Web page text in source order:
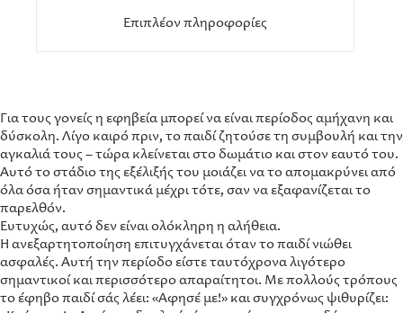
Επιπλέον πληροφορίες
Για τους γονείς η εφηβεία μπορεί να είναι περίοδος αμήχανη και
δύσκολη. Λίγο καιρό πριν, το παιδί ζητούσε τη συμβουλή και την
αγκαλιά τους – τώρα κλείνεται στο δωμάτιο και στον εαυτό του.
Αυτό το στάδιο της εξέλιξής του μοιάζει να το απομακρύνει από
όλα όσα ήταν σημαντικά μέχρι τότε, σαν να εξαφανίζεται το
παρελθόν.
Ευτυχώς, αυτό δεν είναι ολόκληρη η αλήθεια.
Η ανεξαρτητοποίηση επιτυγχάνεται όταν το παιδί νιώθει
ασφαλές. Αυτή την περίοδο είστε ταυτόχρονα λιγότερο
σημαντικοί και περισσότερο απαραίτητοι. Με πολλούς τρόπους
το έφηβο παιδί σάς λέει: «Άφησέ με!» και συγχρόνως ψιθυρίζει: